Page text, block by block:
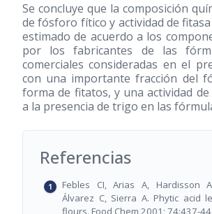
Se concluye que la composición
de fósforo fítico y actividad de
estimado de acuerdo a los
por los fabricantes de las
comerciales consideradas en el
con una importante fracción del
forma de fitatos, y una actividad de
a la presencia de trigo en las
Referencias
Febles CI, Arias A, Hardisson
Álvarez C, Sierra A. Phytic acid
flours. Food Chem 2001; 74:437-